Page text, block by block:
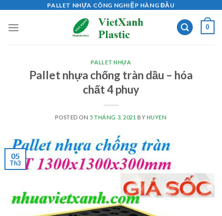
content
PALLET NHỰA CÔNG NGHIỆP HÀNG ĐẦU
0
PALLET NHỰA
Pallet nhựa chống tràn dầu – hóa
chất 4 phuy
POSTED ON 5 THÁNG 3, 2021 BY HUYEN
05
Th3